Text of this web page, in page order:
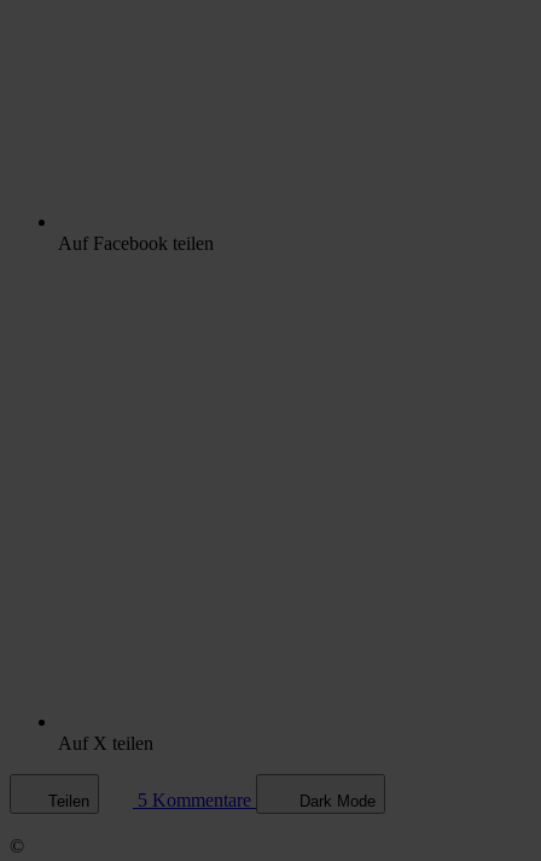
Auf Facebook teilen
Auf X teilen
Teilen 5 Kommentare Dark Mode
©